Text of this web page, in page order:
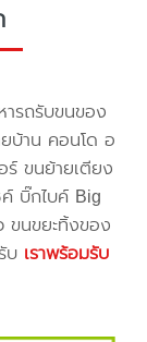
รถรับขนของ
บ้าน คอนโด อ
ร์ ขนย้ายเตียง
บิ๊กไบค์ Big
ขนขยะทิ้งของ
บ เราพร้อมรับ